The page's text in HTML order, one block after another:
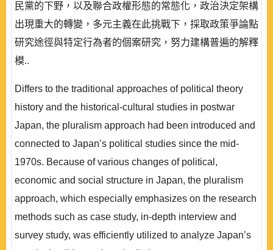
民黨的下野，以及聯合政權形態的常態化，政治決定架構
出現重大的轉變，多元主義在此挑戰下，採取政策爭論點
研究途徑與特定行為者的個案研究，努力建構普遍的解釋
模..
Differs to the traditional approaches of political theory
history and the historical-cultural studies in postwar
Japan, the pluralism approach had been introduced and
connected to Japan’s political studies since the mid-
1970s. Because of various changes of political,
economic and social structure in Japan, the pluralism
approach, which especially emphasizes on the research
methods such as case study, in-depth interview and
survey study, was efficiently utilized to analyze Japan’s